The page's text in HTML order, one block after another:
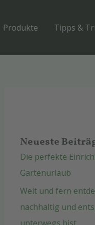
Produkte Tipps &
Neueste
Die perfekte
Gartenurlaub
Weit und fern
nachhaltig und